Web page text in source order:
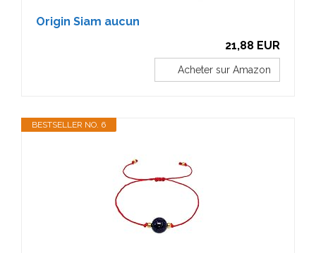
Origin Siam aucun
21,88 EUR
Acheter sur Amazon
BESTSELLER NO. 6